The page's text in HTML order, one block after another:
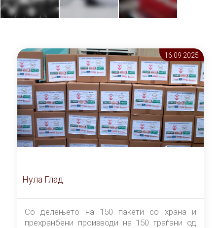
16.09 2025
Нула Глад
Со делењето на 150 пакети со храна и
прехранбени производи на 150 граѓани од